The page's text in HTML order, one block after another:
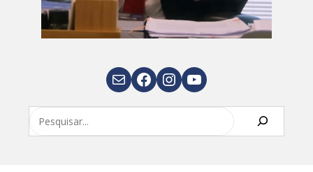
E-mailFacebook
Instagram
Youtube